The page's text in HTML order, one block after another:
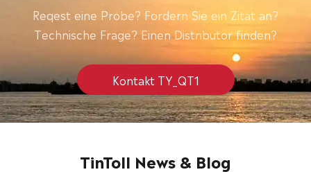
Reqest eine Probe? Fordern Sie ein Zitat an?
Technische Frage? Einen Distributor finden?
Kontakt TY_QT1
TinToll News & Blog